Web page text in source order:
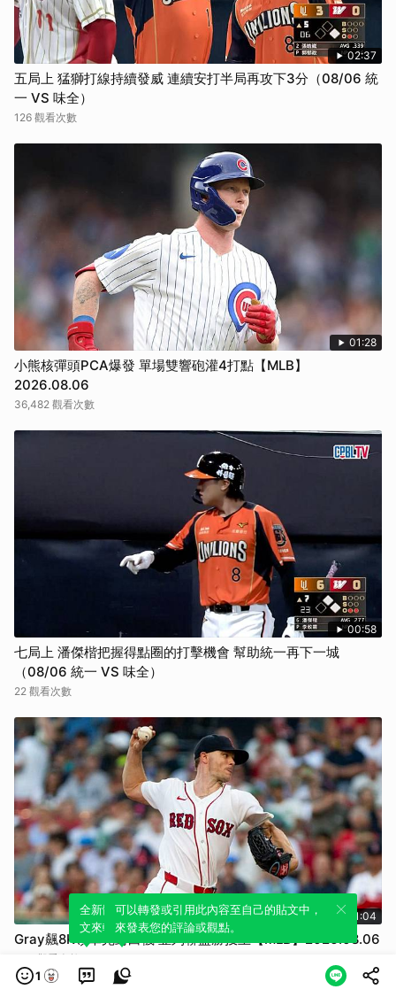
02:37
五局上 猛獅打線持續發威 連續安打半局再攻下3分（08/06 統
一 VS 味全）
126 觀看次數
01:28
小熊核彈頭PCA爆發 單場雙響砲灌4打點【MLB】
2026.08.06
36,482 觀看次數
00:58
七局上 潘傑楷把握得點圈的打擊機會 幫助統一再下一城
（08/06 統一 VS 味全）
22 觀看次數
01:04
Gray飆8K領軍完封白襪 並列聯盟勝投王【MLB】2026.08.06
354 觀看次數
1
全新體驗！一鍵引用此內容，透過發布貼
文來輕鬆表達個人立場。
可以轉發或引用此內容至自己的貼文中，
來發表您的評論或觀點。